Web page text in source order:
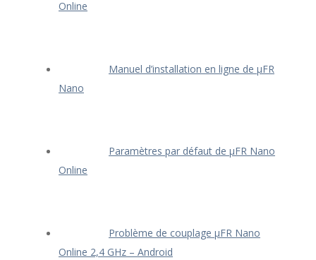
Online
Manuel d’installation en ligne de μFR
Nano
Paramètres par défaut de μFR Nano
Online
Problème de couplage μFR Nano
Online 2,4 GHz – Android